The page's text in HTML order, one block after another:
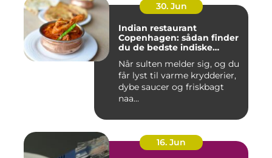
30. Jun
Indian restaurant
Copenhagen: sådan finder
du de bedste indiske
Når sulten melder sig, og du
får lyst til varme krydderier,
dybe saucer og friskbagt
naa...
16. Jun